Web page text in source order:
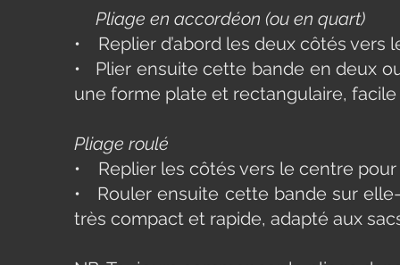
Pliage en accordéon (ou en quart)
• Replier d’abord les deux côtés
• Plier ensuite cette bande en deux
une forme plate et rectangulaire,
Pliage roulé
• Replier les côtés vers le centre
• Rouler ensuite cette bande sur
très compact et rapide, adapté aux